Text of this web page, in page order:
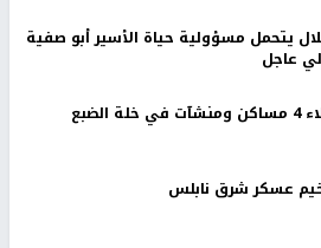
يتحمل مسؤولية حياة الأسير أبو صفية
عاجل
الاحتلال يخطر بإخلاء 4 مساكن ومنشآت في خلة الضبع
عسكر شرق نابلس